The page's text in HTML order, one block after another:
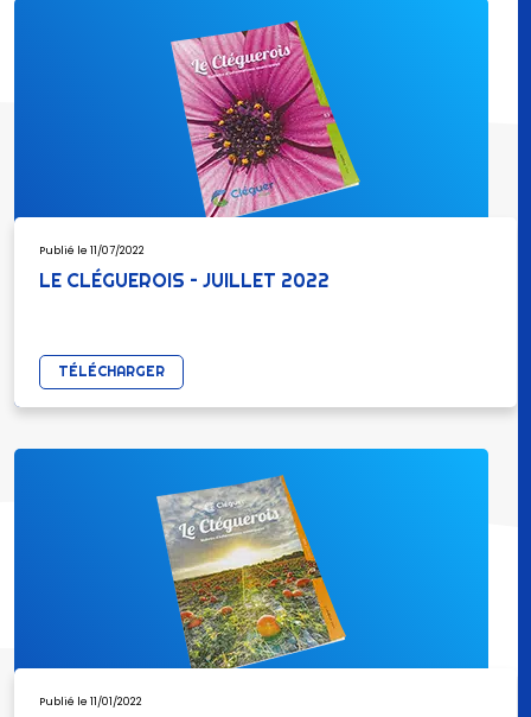
Publié le 11/07/2022
LE CLÉGUEROIS – JUILLET 2022
TÉLÉCHARGER
Publié le 11/01/2022